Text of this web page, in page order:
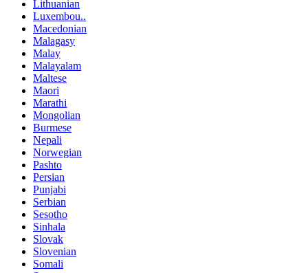
Lithuanian
Luxembou..
Macedonian
Malagasy
Malay
Malayalam
Maltese
Maori
Marathi
Mongolian
Burmese
Nepali
Norwegian
Pashto
Persian
Punjabi
Serbian
Sesotho
Sinhala
Slovak
Slovenian
Somali